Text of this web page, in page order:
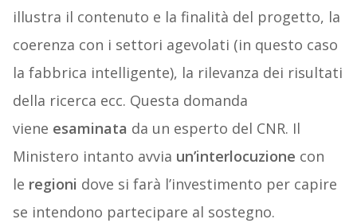
illustra il contenuto e la finalità del progetto, la
coerenza con i settori agevolati (in questo caso
la fabbrica intelligente), la rilevanza dei risultati
della ricerca ecc. Questa domanda
viene esaminata da un esperto del CNR. Il
Ministero intanto avvia un’interlocuzione con
le regioni dove si farà l’investimento per capire
se intendono partecipare al sostegno.